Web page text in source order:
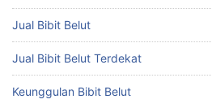
Jual Bibit Belut
Jual Bibit Belut Terdekat
Keunggulan Bibit Belut